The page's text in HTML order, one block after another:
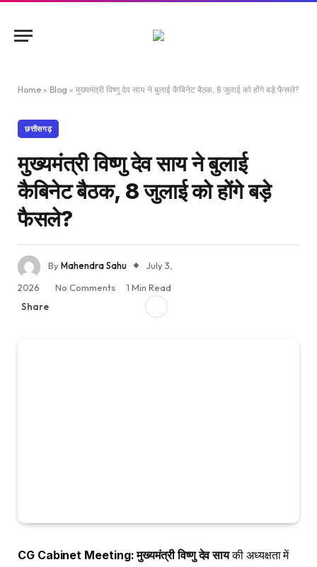
Home » Blog » मुख्यमंत्री विष्णु देव साय ने बुलाई कैबिनेट बैठक, 8 जुलाई को होंगे बड़े फैसले?
छत्तीसगढ़
मुख्यमंत्री विष्णु देव साय ने बुलाई
कैबिनेट बैठक, 8 जुलाई को होंगे बड़े
फैसले?
ByMahendra Sahu
July 3,
2026
No Comments
1 Min Read
Share
CG Cabinet Meeting: मुख्यमंत्री विष्णु देव सायकी अध्यक्षता में